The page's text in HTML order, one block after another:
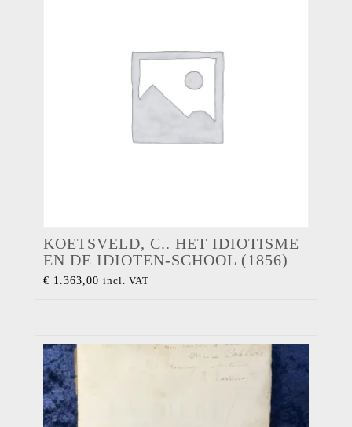
KOETSVELD, C.. HET IDIOTISME
EN DE IDIOTEN-SCHOOL (1856)
€ 1.363,00 incl. VAT